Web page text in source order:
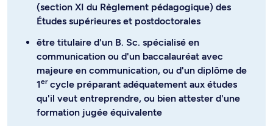
(section XI du Règlement pédagogique) des
Études supérieures et postdoctorales
être titulaire d'un B. Sc. spécialisé en
communication ou d'un baccalauréat avec
majeure en communication, ou d'un diplôme de
1ercycle préparant adéquatement aux études
qu'il veut entreprendre, ou bien attester d'une
formation jugée équivalente